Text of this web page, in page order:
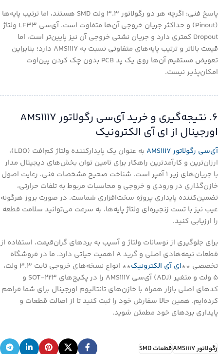
پاسخ فنی: اگرچه هر دو رگولاتور ۳.۳ ولت SMD هستند، اما ترتیب پایه‌ها
(Pinout) و حداکثر جریان خروجی آن‌ها متفاوت است. آی‌سی LF33 ولتاژ
Dropout کمتری دارد و جریان نشتی خروجی آن نیز پایین‌تر است، اما
قیمت بالاتر و ترتیب پایه‌های متفاوتی نسبت به AMS1117 دارد؛ بنابراین
تعویض مستقیم آن‌ها روی یک پد PCB بدون چک کردن پین‌اوت
امکان‌پذیر نیست.
۶. نتیجه‌گیری و خرید آی‌سی رگولاتور AMS1117
اورجینال از ای آی الکترونیک
آی‌سی رگولاتور AMS1117
به عنوان یک پایدارکننده ولتاژ کم‌افت (LDO)،
ارزان‌ترین و کارآمدترین راهکار برای تامین توان بخش‌های دیجیتال مدار
با جریان‌های زیر ۱ آمپر است. شناخت صحیح مشخصات فنی، رعایت اصول
خازن‌گذاری در ورودی و خروجی و محاسبات مربوط به تلفات حرارتی،
تضمین‌کننده پایداری پروژه سخت‌افزاری شماست. در صورت بروز هرگونه
عیب نیز با تست زنجیره‌ای ولتاژ پایه‌ها، به سرعت می‌توانید سلامت قطعه
را ارزیابی کنید.
برای جلوگیری از نوسانات ولتاژ و آسیب به بردهای گران‌قیمت، استفاده از
قطعات نیمه‌هادی اصلی و گرید A اهمیت حیاتی دارد. ما در فروشگاه
تخصصی **ای آی الکترونیک
** انواع نسخه‌های خروجی ثابت ۳.۳ ولت،
۵ ولت و متغیر (ADJ) آی‌سی AMS1117 را در پکیج‌های SOT-223 و
کدهای اصلی بازار همراه با خازن‌های تانتالیوم اورجینال برای شما فراهم
کرده‌ایم. همین حالا سفارش خود را ثبت کنید تا از اصالت قطعات و
پایداری بردهای خود مطمئن شوید.
رگولاتور AMS1117 قطعات SMD